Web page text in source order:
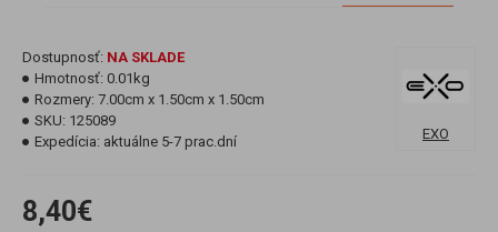
8,40€
Dostupnosť: NA SKLADE
Hmotnosť: 0.01kg
Rozmery: 7.00cm x 1.50cm x 1.50cm
SKU: 125089
Expedícia: aktuálne 5-7 prac.dní EXO